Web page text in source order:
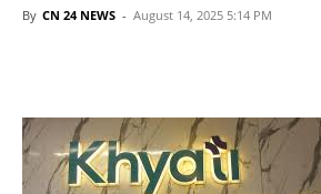
By CN 24 NEWS - August 14, 2025 5:14 PM